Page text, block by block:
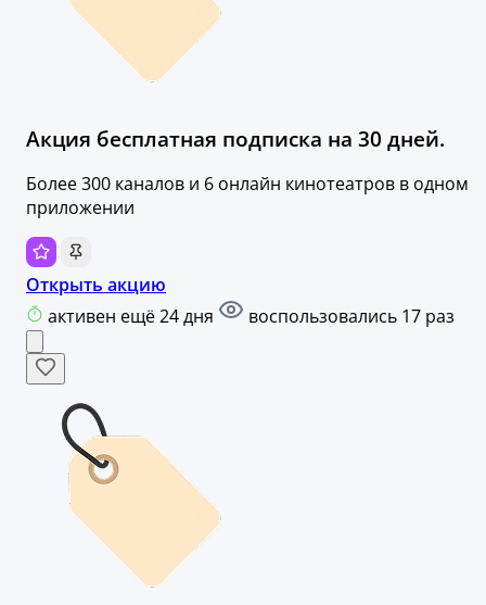
Акция бесплатная подписка на 30 дней.
Более 300 каналов и 6 онлайн кинотеатров в одном
приложении
Открыть акцию
активен ещё 24 дня
воспользовались 17 раз